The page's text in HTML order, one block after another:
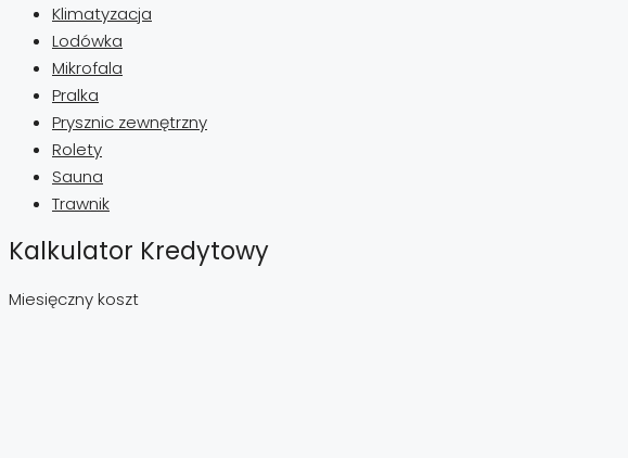
Klimatyzacja
Lodówka
Mikrofala
Pralka
Prysznic zewnętrzny
Rolety
Sauna
Trawnik
Kalkulator Kredytowy
Miesięczny koszt